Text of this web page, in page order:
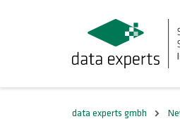
data experts gmbh